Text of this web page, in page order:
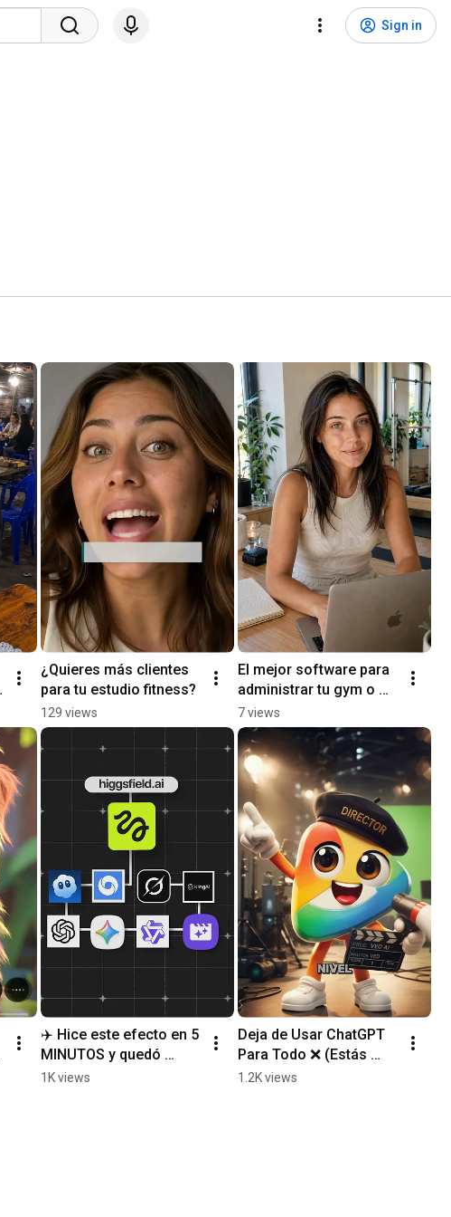
Sign in
¿Quieres más clientes
para tu estudio fitness?
129 views
El mejor software para
administrar tu gym o
estudio fitness
7 views
✈️ Hice este efecto en 5
MINUTOS y quedó
INCREÍBLE | Aerial Pull
1K views
Deja de Usar ChatGPT
Para Todo ❌ (Estás
Perdiendo Tiempo)
1.2K views